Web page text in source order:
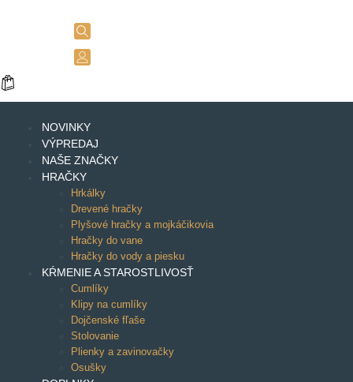
NOVINKY
VÝPREDAJ
NAŠE ZNAČKY
HRAČKY
Hrkálky
Drevené hračky
Plyšové hračky a mojkáčikovia
Hračky do vane
Hračky do vody a piesku
KŔMENIE A STAROSTLIVOSŤ
Cumlíky
Klipy na cumlíky
Dojčenské fľaše
Stolovanie
Plienky a zavinovačky
Osušky